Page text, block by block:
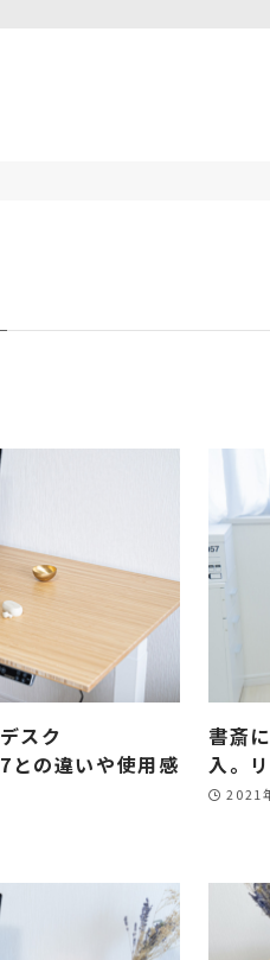
スク
との違いや使用感
書斎
入。
2021